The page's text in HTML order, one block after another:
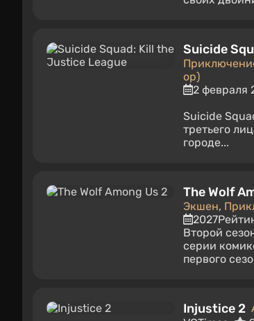
Suicide
op)
2 февраля
Suicide
третьего
городе...
The Wolf
Экшен,
2027
Второй
серии
первого
Injustice 2